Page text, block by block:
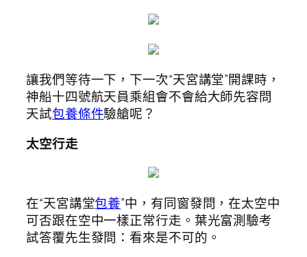
讓我們等待一下，下一次“天宮講堂”開課時，
神船十四號航天員乘組會不會給大師先容問
天試包養條件驗艙呢？
太空行走
在“天宮講堂包養”中，有同窗發問，在太空中
可否跟在空中一樣正常行走。葉光富測驗考
試答覆先生發問：看來是不可的。